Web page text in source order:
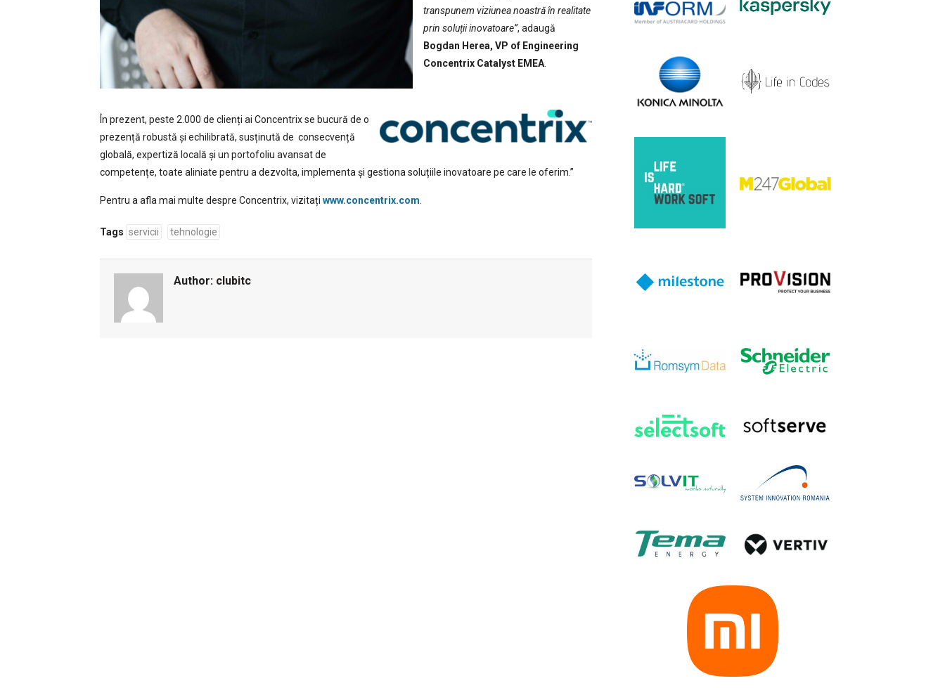
transpunem viziunea noastră în realitate
prin soluții inovatoare”, adaugă
Bogdan Herea, VP of Engineering
Concentrix Catalyst EMEA.
În prezent, peste 2.000 de clienți ai Concentrix se bucură de o
prezență robustă și echilibrată, susținută de consecvență
globală, expertiză locală și un portofoliu avansat de
competențe, toate aliniate pentru a dezvolta, implementa și gestiona soluțiile inovatoare pe care le oferim.”
Pentru a afla mai multe despre Concentrix, vizitați www.concentrix.com.
Tags servicii tehnologie
Author: clubitc